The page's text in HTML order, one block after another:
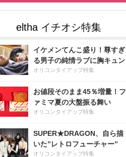
イケメンてんこ盛り！尊すぎ
る男子の純情ラブに胸キュン
オリコンタイアップ特集
お値段そのまま45％増量！フ
ァミマ夏の大盤振る舞い
オリコンタイアップ特集
SUPER★DRAGON、自ら描
いた”レトロフューチャー”
オリコンタイアップ特集